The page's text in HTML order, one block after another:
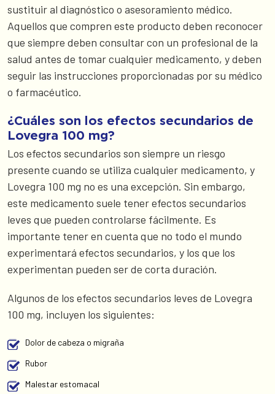
sustituir al diagnóstico o asesoramiento médico.
Aquellos que compren este producto deben reconocer
que siempre deben consultar con un profesional de la
salud antes de tomar cualquier medicamento, y deben
seguir las instrucciones proporcionadas por su médico
o farmacéutico.
¿Cuáles son los efectos secundarios de
Lovegra 100 mg?
Los efectos secundarios son siempre un riesgo
presente cuando se utiliza cualquier medicamento, y
Lovegra 100 mg no es una excepción. Sin embargo,
este medicamento suele tener efectos secundarios
leves que pueden controlarse fácilmente. Es
importante tener en cuenta que no todo el mundo
experimentará efectos secundarios, y los que los
experimentan pueden ser de corta duración.
Algunos de los efectos secundarios leves de Lovegra
100 mg, incluyen los siguientes:
Dolor de cabeza o migraña
Rubor
Malestar estomacal